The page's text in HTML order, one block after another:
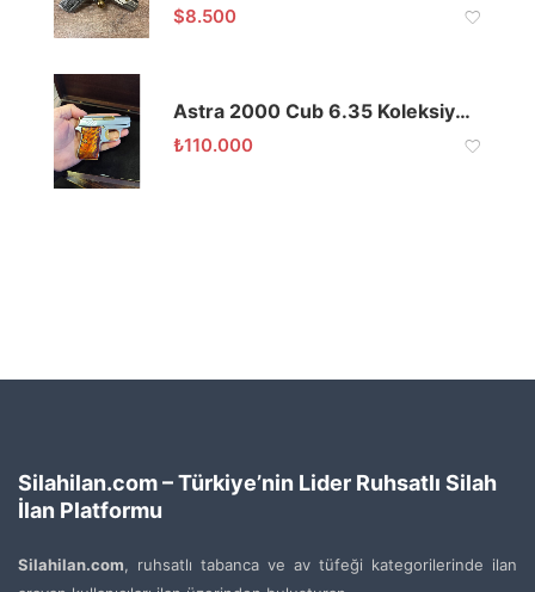
$8.500
Astra 2000 Cub 6.35 Koleksiyonluk
₺110.000
Silahilan.com – Türkiye’nin Lider Ruhsatlı Silah
İlan Platformu
Silahilan.com, ruhsatlı tabanca ve av tüfeği kategorilerinde ilan